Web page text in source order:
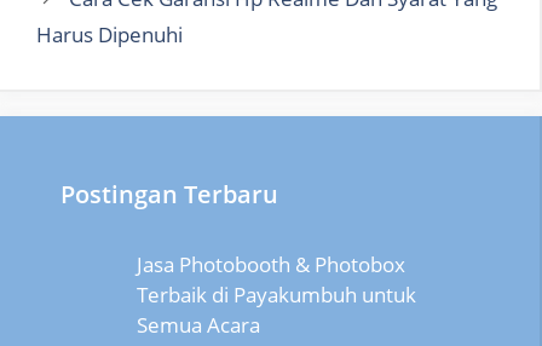
Harus Dipenuhi
Postingan Terbaru
Jasa Photobooth & Photobox
Terbaik di Payakumbuh untuk
Semua Acara